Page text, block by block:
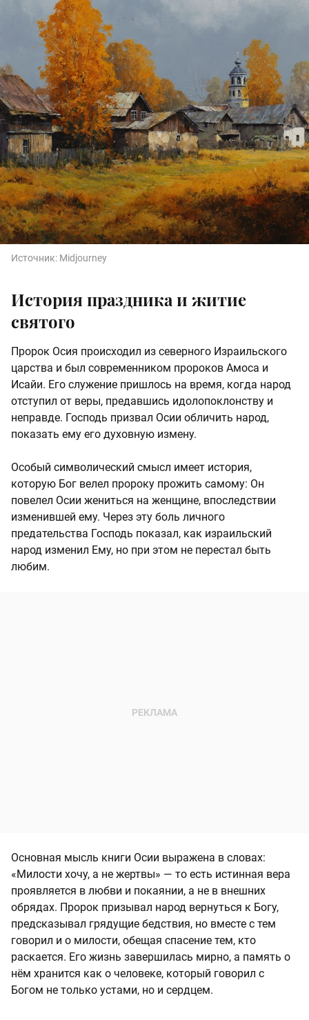
Источник: Midjourney
История праздника и житие
святого
Пророк Осия происходил из северного Израильского
царства и был современником пророков Амоса и
Исайи. Его служение пришлось на время, когда народ
отступил от веры, предавшись идолопоклонству и
неправде. Господь призвал Осии обличить народ,
показать ему его духовную измену.
Особый символический смысл имеет история,
которую Бог велел пророку прожить самому: Он
повелел Осии жениться на женщине, впоследствии
изменившей ему. Через эту боль личного
предательства Господь показал, как израильский
народ изменил Ему, но при этом не перестал быть
любим.
Основная мысль книги Осии выражена в словах:
«Милости хочу, а не жертвы» — то есть истинная вера
проявляется в любви и покаянии, а не в внешних
обрядах. Пророк призывал народ вернуться к Богу,
предсказывал грядущие бедствия, но вместе с тем
говорил и о милости, обещая спасение тем, кто
раскается. Его жизнь завершилась мирно, а память о
нём хранится как о человеке, который говорил с
Богом не только устами, но и сердцем.